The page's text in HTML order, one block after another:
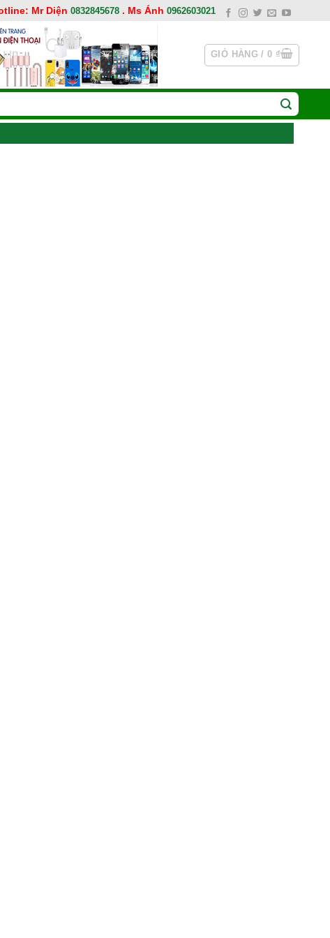
Mr Diện 0832845678. Ms Ánh 0962603021
GIỎ HÀNG /0 ₫